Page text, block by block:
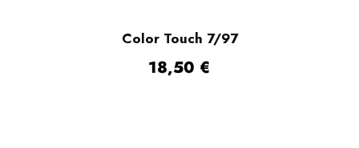
Color Touch 7/97
18,50 €